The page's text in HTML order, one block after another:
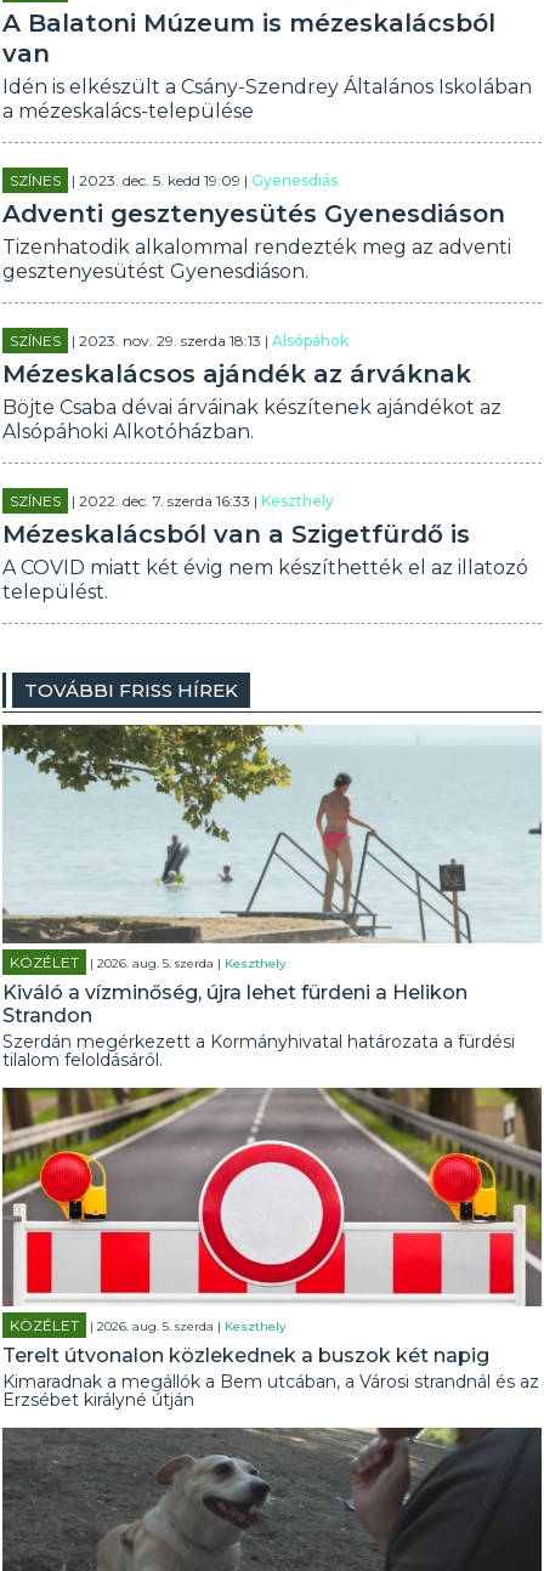
A Balatoni Múzeum is mézeskalácsból
van
Idén is elkészült a Csány-Szendrey Általános Iskolában
a mézeskalács-települése
SZÍNES | 2023. dec. 5. kedd 19:09 |Gyenesdiás
Adventi gesztenyesütés Gyenesdiáson
Tizenhatodik alkalommal rendezték meg az adventi
gesztenyesütést Gyenesdiáson.
SZÍNES | 2023. nov. 29. szerda 18:13 |Alsópáhok
Mézeskalácsos ajándék az árváknak
Böjte Csaba dévai árváinak készítenek ajándékot az
Alsópáhoki Alkotóházban.
SZÍNES | 2022. dec. 7. szerda 16:33 |Keszthely
Mézeskalácsból van a Szigetfürdő is
A COVID miatt két évig nem készíthették el az illatozó
települést.
TOVÁBBI FRISS HÍREK
KÖZÉLET | 2026. aug. 5. szerda | Keszthely
Kiváló a vízminőség, újra lehet fürdeni a Helikon
Strandon
Szerdán megérkezett a Kormányhivatal határozata a fürdési
tilalom feloldásáról.
KÖZÉLET | 2026. aug. 5. szerda | Keszthely
Terelt útvonalon közlekednek a buszok két napig
Kimaradnak a megállók a Bem utcában, a Városi strandnál és az
Erzsébet királyné útján